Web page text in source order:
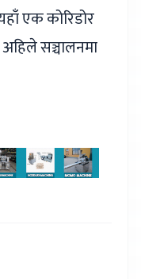
एक कोरिडोर
सञ्चालनमा